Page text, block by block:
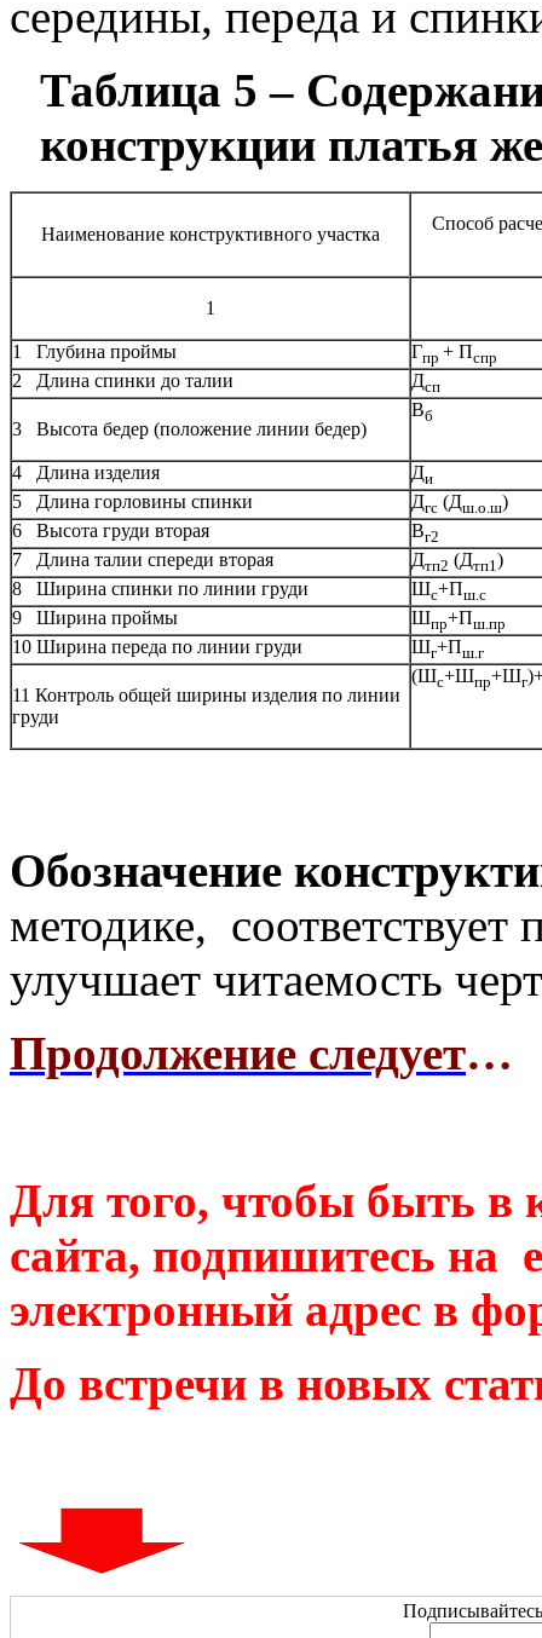
середины, переда и
Таблица 5 –
конструкции платья
Наименование конструктивного участка
Способ
1
1 Глубина проймы Гпр + Пспр
2 Длина спинки до талии Дсп
3 Высота бедер (положение линии бедер)
Вб
4 Длина изделия Ди
5 Длина горловины спинки Дгс (Дш.о.ш)
6 Высота груди вторая
Вг2
7 Длина талии спереди вторая Дтп2 (Дтп1)
8 Ширина спинки по линии груди
Шс+Пш.с
9 Ширина проймы Шпр+Пш.пр
10 Ширина переда по линии груди Шг+Пш.г
11 Контроль общей ширины изделия по линии
груди
(Шс+Шпр+Шг
Обозначение
методике, соответствует
улучшает читаемость
Продолжение следует…
Для того, чтобы быть в
сайта, подпишитесь на
электронный адрес в
До встречи в новых